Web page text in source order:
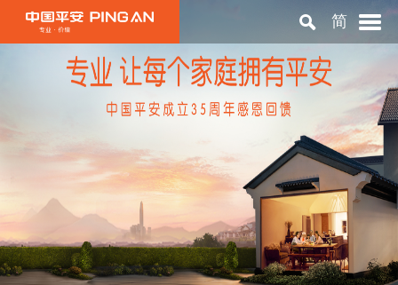
简
关于平安
投资者关系
可持续发展